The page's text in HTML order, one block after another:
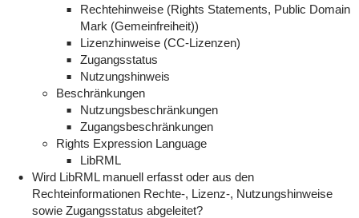
Rechtehinweise (Rights Statements, Public Domain
Mark (Gemeinfreiheit))
Lizenzhinweise (CC-Lizenzen)
Zugangsstatus
Nutzungshinweis
Beschränkungen
Nutzungsbeschränkungen
Zugangsbeschränkungen
Rights Expression Language
LibRML
Wird LibRML manuell erfasst oder aus den
Rechteinformationen Rechte-, Lizenz-, Nutzungshinweise
sowie Zugangsstatus abgeleitet?